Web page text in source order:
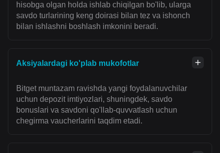
hisobga olgan holda ishlab chiqilgan bo'lib, ularga
savdo turlarining keng doirasi bilan tez va ishonch
bilan ishlashni boshlash imkonini beradi.
Aksiyalardagi ko'plab mukofotlar
Bitget muntazam ravishda yangi foydalanuvchilar
uchun depozit imtiyozlari, shuningdek, savdo
bonuslari va savdoni qo'llab-quvvatlash uchun
chegirma vaucherlarini taqdim etadi.